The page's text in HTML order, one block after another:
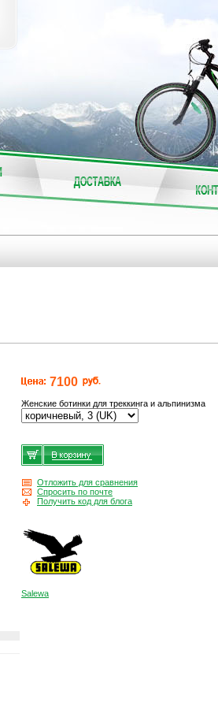
7100
Женские ботинки для треккинга и альпинизма
Отложить для сравнения
Спросить по почте
Получить код для блога
Salewa